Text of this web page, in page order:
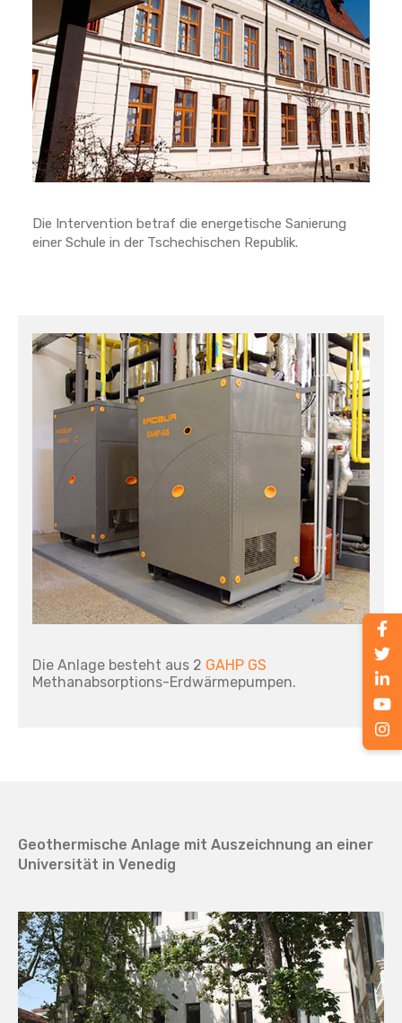
Die Intervention betraf die energetische Sanierung
einer Schule in der Tschechischen Republik.
Die Anlage besteht aus 2 GAHP GS
Methanabsorptions-Erdwärmepumpen.
Geothermische Anlage mit Auszeichnung an einer
Universität in Venedig